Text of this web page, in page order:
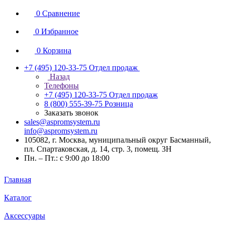
0 Сравнение
0 Избранное
0 Корзина
+7 (495) 120-33-75 Отдел продаж
Назад
Телефоны
+7 (495) 120-33-75 Отдел продаж
8 (800) 555-39-75 Розница
Заказать звонок
sales@aspromsystem.ru
info@aspromsystem.ru
105082, г. Москва, муниципальный округ Басманный,
пл. Спартаковская, д. 14, стр. 3, помещ. 3Н
Пн. – Пт.: с 9:00 до 18:00
Главная
Каталог
Аксессуары